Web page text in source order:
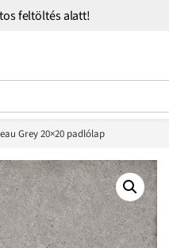
feltöltés alatt!
Grey 20×20 padlólap